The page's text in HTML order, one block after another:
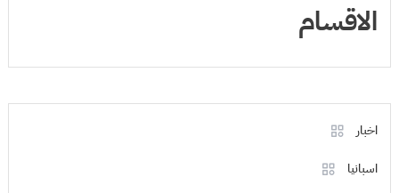
الاقسام
اخبار
اسبانيا